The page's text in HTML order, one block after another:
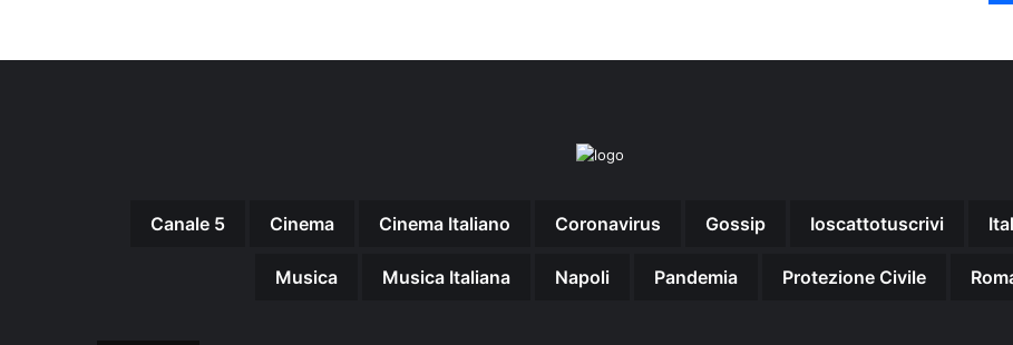
Canale 5 Cinema Cinema Italiano Coronavirus Gossip Ioscattotuscrivi
Musica Musica Italiana Napoli Pandemia Protezione Civile